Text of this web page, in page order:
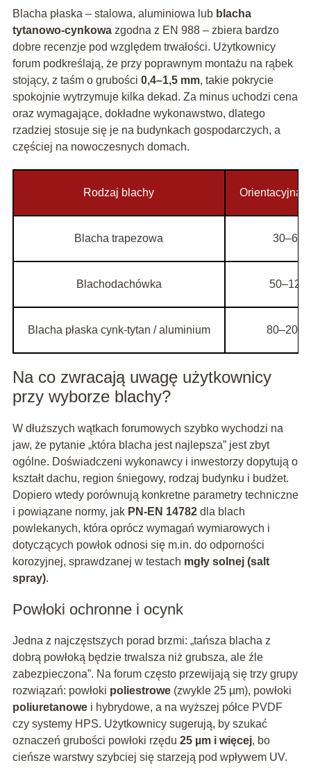
Blacha płaska – stalowa, aluminiowa lub blacha
tytanowo-cynkowazgodna z EN 988 – zbiera bardzo
dobre recenzje pod względem trwałości. Użytkownicy
forum podkreślają, że przy poprawnym montażu na rąbek
stojący, z taśm o grubości 0,4–1,5 mm, takie pokrycie
spokojnie wytrzymuje kilka dekad. Za minus uchodzi cena
oraz wymagające, dokładne wykonawstwo, dlatego
rzadziej stosuje się je na budynkach gospodarczych, a
częściej na nowoczesnych domach.
Rodzaj blachy Orientacyjna
Blacha trapezowa 30–60
Blachodachówka 50–120
Blacha płaska cynk-tytan / aluminium 80–200+
Na co zwracają uwagę użytkownicy
przy wyborze blachy?
W dłuższych wątkach forumowych szybko wychodzi na
jaw, że pytanie „która blacha jest najlepsza” jest zbyt
ogólne. Doświadczeni wykonawcy i inwestorzy dopytują o
kształt dachu, region śniegowy, rodzaj budynku i budżet.
Dopiero wtedy porównują konkretne parametry techniczne
i powiązane normy, jak PN-EN 14782dla blach
powlekanych, która oprócz wymagań wymiarowych i
dotyczących powłok odnosi się m.in. do odporności
korozyjnej, sprawdzanej w testach mgły solnej (salt
spray).
Powłoki ochronne i ocynk
Jedna z najczęstszych porad brzmi: „tańsza blacha z
dobrą powłoką będzie trwalsza niż grubsza, ale źle
zabezpieczona”. Na forum często przewijają się trzy grupy
rozwiązań: powłoki poliestrowe(zwykle 25 µm), powłoki
poliuretanowei hybrydowe, a na wyższej półce PVDF
czy systemy HPS. Użytkownicy sugerują, by szukać
oznaczeń grubości powłoki rzędu 25 µm i więcej, bo
cieńsze warstwy szybciej się starzeją pod wpływem UV.